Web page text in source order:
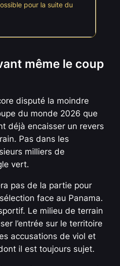
pour la suite du
même le coup
disputé la moindre
du monde 2026 que
déjà encaisser un revers
Pas dans les
milliers de
vert.
pas de la partie pour
face au Panama.
Le milieu de terrain
l’entrée sur le territoire
accusations de viol et
il est toujours sujet.